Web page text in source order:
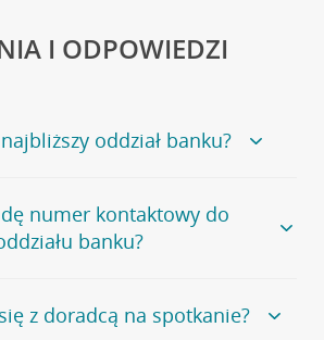
I ODPOWIEDZI
oddział banku?
naszego banku, zapraszamy na
, na której znajduje się
numer kontaktowy do
banku?
nie udostępnia ogólnego numeru
bankowej.
z doradcą na spotkanie?